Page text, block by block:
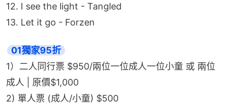
12. I see the light - Tangled
13. Let it go - Forzen
01獨家95折
1）二人同行票 $950/兩位一位成人一位小童 或 兩位
成人 | 原價$1,000
2) 單人票 (成人/小童) $500